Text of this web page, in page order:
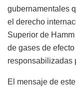
gubernamentales
el derecho
Superior de
de gases de
responsabilizadas
El mensaje de